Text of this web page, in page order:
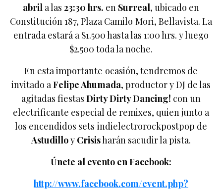
abrila las 23:30 hrs. en Surreal, ubicado en
Constitución 187, Plaza Camilo Mori, Bellavista. La
entrada estará a $1.500 hasta las 1:00 hrs. y luego
$2.500 toda la noche.
En esta importante ocasión, tendremos de
invitado aFelipe Ahumada, productor y DJ de las
agitadas fiestas Dirty Dirty Dancing! con un
electrificante especial de remixes, quien junto a
los encendidos sets indielectrorockpostpop de
Astudilloy Crisisharán sacudir la pista.
Únete al evento en Facebook:
http://www.facebook.com/event.php?